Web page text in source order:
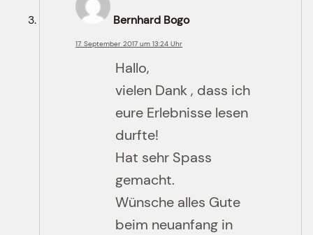
Bernhard Bogo
17. September 2017 um 13:24 Uhr
Hallo,
vielen Dank , dass ich
eure Erlebnisse lesen
durfte!
Hat sehr Spass
gemacht.
Wünsche alles Gute
beim neuanfang in